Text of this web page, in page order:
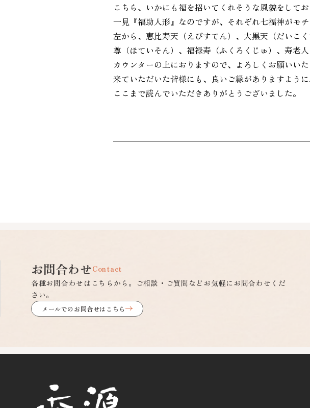
こちら、いかにも福を招いてくれそうな風貌をして
一見『福助人形』なのですが、それぞれ七福神がモチ
左から、恵比寿天（えびすてん）、大黒天（だいこ
尊（ほていそん）、福禄寿（ふくろくじゅ）、寿老人
カウンターの上におりますので、よろしくお願いいた
来ていただいた皆様にも、良いご縁がありますように
ここまで読んでいただきありがとうございました。
お問合わせContact
各種お問合わせはこちらから。ご相談・ご質問などお気軽にお問合わせくだ
さい。
メールでのお問合せはこちら